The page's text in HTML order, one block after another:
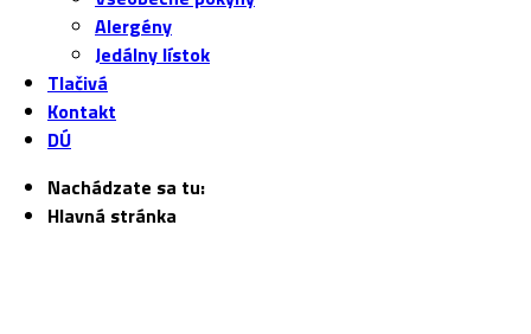
Alergény
Jedálny lístok
Tlačivá
Kontakt
DÚ
Nachádzate sa tu:
Hlavná stránka